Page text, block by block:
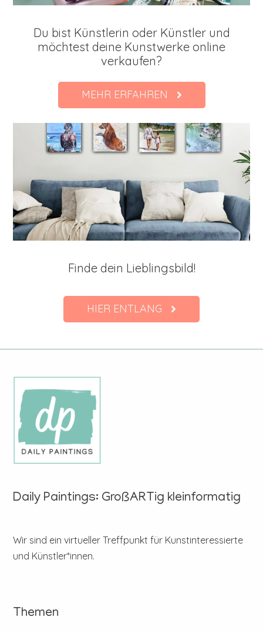
Du bist Künstlerin oder Künstler und
möchtest deine Kunstwerke online
verkaufen?
MEHR ERFAHREN
Finde dein Lieblingsbild!
HIER ENTLANG
Daily Paintings: GroßARTig kleinformatig
Wir sind ein virtueller Treffpunkt für Kunstinteressierte
und Künstler*innen.
Themen